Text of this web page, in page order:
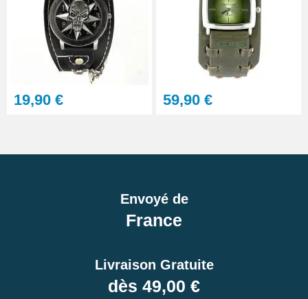
19,90 € 59,90 €
Envoyé de
France
Livraison Gratuite
dès 49,00 €